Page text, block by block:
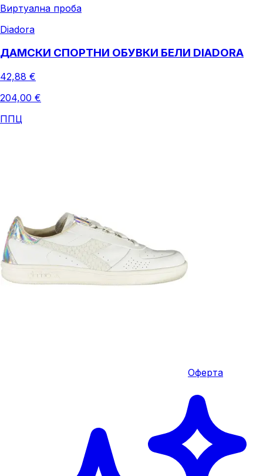
Виртуална проба
Diadora
ДАМСКИ СПОРТНИ ОБУВКИ БЕЛИ DIADORA
42,88 €
204,00 €
ППЦ
Оферта